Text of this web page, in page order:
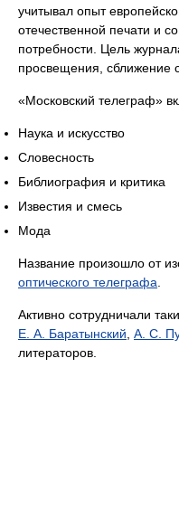
учитывал опыт
отечественной печати и
потребности. Цель
просвещения, сближение
«Московский телеграф»
Наука и искусство
Словесность
Библиография и критика
Известия и смесь
Мода
Название произошло от
оптического телеграфа
Активно сотрудничали
Е. А. Баратынский А. С.
литераторов.